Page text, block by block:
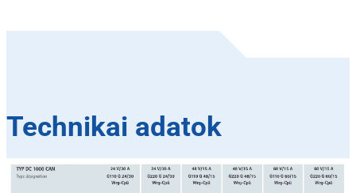
Technikai adatok